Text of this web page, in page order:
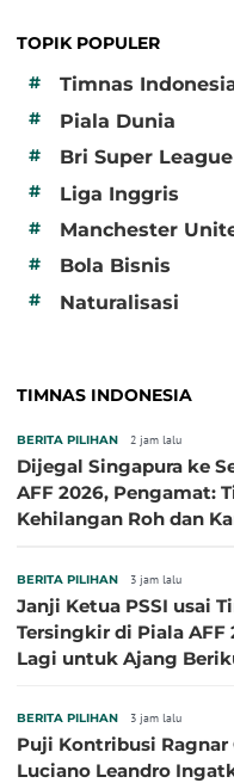
TOPIK POPULER
#
Timnas
# Piala Dunia
# Bri Super League
# Liga Inggris
# Manchester
# Bola Bisnis
# Naturalisasi
TIMNAS INDONESIA
BERITA PILIHAN 2 jam lalu
Dijegal Singapura ke
AFF 2026, Pengamat:
Kehilangan Roh dan
BERITA PILIHAN 3 jam lalu
Janji Ketua PSSI usai
Tersingkir di Piala AFF
Lagi untuk Ajang
BERITA PILIHAN 3 jam lalu
Puji Kontribusi
Luciano Leandro